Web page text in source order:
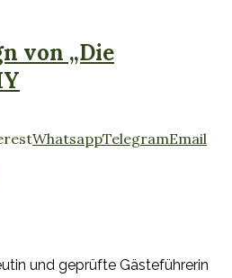
von „Die
WhatsappTelegramEmail
und geprüfte Gästeführerin